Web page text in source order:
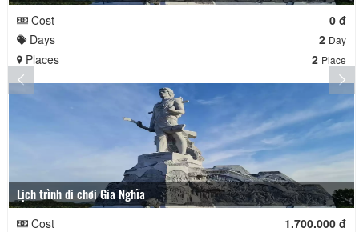
Cost
0 đ
Days
2 Day
Places 2 Place
Lịch trình đi chơi Gia Nghĩa
Cost
1.700.000 đ